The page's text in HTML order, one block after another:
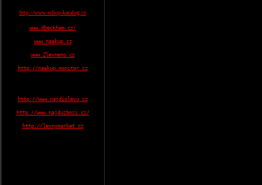
http://www.eshop-katalog.cz
www.dbeckham.cz/
www.naakup.cz
www.Zlevneno.cz
http://naakup.monitor.cz
http://www.najdislevu.cz
http://www.najduzbozi.cz/
http://levnymarket.cz